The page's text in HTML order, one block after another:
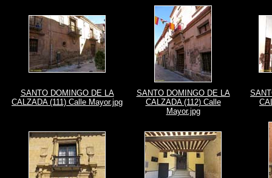
SANTO DOMINGO DE LA
CALZADA (111) Calle Mayor.jpg
SANTO DOMINGO DE LA
CALZADA (112) Calle
Mayor.jpg